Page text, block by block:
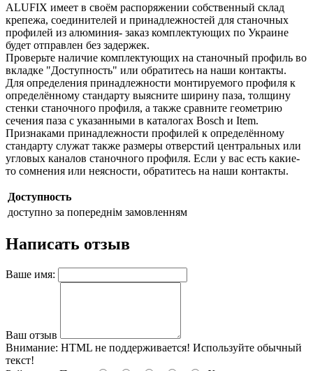
ALUFIX имеет в своём распоряжении собственный склад
крепежа, соединителей и принадлежностей для станочных
профилей из алюминия- заказ комплектующих по Украине
будет отправлен без задержек.
Проверьте наличие комплектующих на станочный профиль во
вкладке "Доступность" или обратитесь на наши контакты.
Для определения принадлежности монтируемого профиля к
определённому стандарту выясните ширину паза, толщину
стенки станочного профиля, а также сравните геометрию
сечения паза с указанными в каталогах Bosch и Item.
Признаками принадлежности профилей к определённому
стандарту служат также размеры отверстий центральных или
угловых каналов станочного профиля. Если у вас есть какие-
то сомнения или неясности, обратитесь на наши контакты.
Доступность
доступно за попереднім замовленням
Написать отзыв
Ваше имя:
Ваш отзыв
Внимание: HTML не поддерживается! Используйте обычный
текст!